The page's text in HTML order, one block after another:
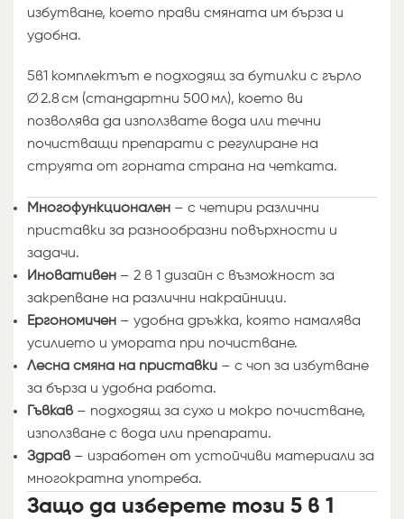
избутване, което прави смяната им бърза и
удобна.
5в1 комплектът е подходящ за бутилки с гърло
∅ 2.8 см (стандартни 500 мл), което ви
позволява да използвате вода или течни
почистващи препарати с регулиране на
струята от горната страна на четката.
Многофункционален – с четири различни
приставки за разнообразни повърхности и
задачи.
Иновативен – 2 в 1 дизайн с възможност за
закрепване на различни накрайници.
Ергономичен – удобна дръжка, която намалява
усилието и умората при почистване.
Лесна смяна на приставки – с чоп за избутване
за бърза и удобна работа.
Гъвкав – подходящ за сухо и мокро почистване,
използване с вода или препарати.
Здрав – изработен от устойчиви материали за
многократна употреба.
Защо да изберете този 5 в 1